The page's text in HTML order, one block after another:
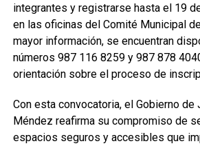
integrantes y registrarse hasta el 19
en las oficinas del Comité Municipal
mayor información, se encuentran
números 987 116 8259 y 987 878
orientación sobre el proceso de
Con esta convocatoria, el Gobierno de
Méndez reafirma su compromiso de
espacios seguros y accesibles que